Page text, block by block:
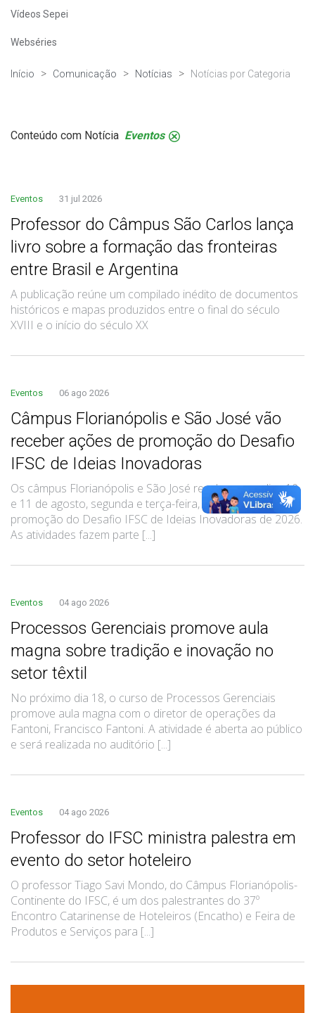
Vídeos Sepei
Webséries
Início Comunicação Notícias Notícias por Categoria
Conteúdo com Notícia Eventos .
Eventos 31 jul 2026
Professor do Câmpus São Carlos lança
livro sobre a formação das fronteiras
entre Brasil e Argentina
A publicação reúne um compilado inédito de documentos
históricos e mapas produzidos entre o final do século
XVIII e o início do século XX
Eventos 06 ago 2026
Câmpus Florianópolis e São José vão
receber ações de promoção do Desafio
IFSC de Ideias Inovadoras
Os câmpus Florianópolis e São José recebem nos dias 10
e 11 de agosto, segunda e terça-feira, atividades de
promoção do Desafio IFSC de Ideias Inovadoras de 2026.
As atividades fazem parte [...]
Eventos 04 ago 2026
Processos Gerenciais promove aula
magna sobre tradição e inovação no
setor têxtil
No próximo dia 18, o curso de Processos Gerenciais
promove aula magna com o diretor de operações da
Fantoni, Francisco Fantoni. A atividade é aberta ao público
e será realizada no auditório [...]
Eventos 04 ago 2026
Professor do IFSC ministra palestra em
evento do setor hoteleiro
O professor Tiago Savi Mondo, do Câmpus Florianópolis-
Continente do IFSC, é um dos palestrantes do 37º
Encontro Catarinense de Hoteleiros (Encatho) e Feira de
Produtos e Serviços para [...]